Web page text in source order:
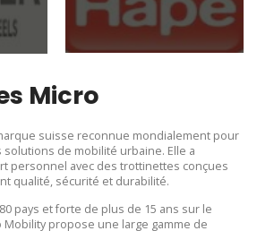
Micro
suisse reconnue mondialement pour
de mobilité urbaine. Elle a
personnel avec des trottinettes conçues
qualité, sécurité et durabilité.​
pays et forte de plus de 15 ans sur le
Mobility propose une large gamme de